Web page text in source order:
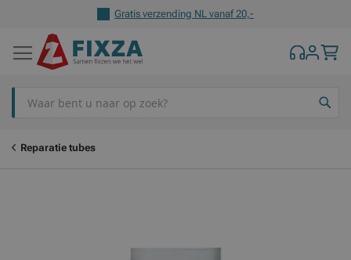
Gratis verzending NL vanaf 20,-
Reparatie tubes